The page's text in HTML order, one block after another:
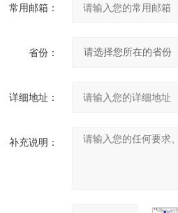
常用邮箱：
省份：
详细地址：
补充说明：